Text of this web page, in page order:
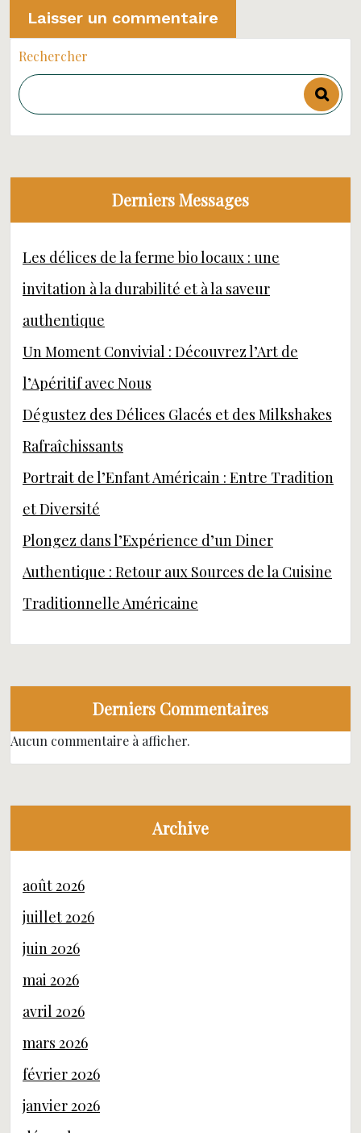
Rechercher
Derniers Messages
Les délices de la ferme bio locaux : une
invitation à la durabilité et à la saveur
authentique
Un Moment Convivial : Découvrez l’Art de
l’Apéritif avec Nous
Dégustez des Délices Glacés et des Milkshakes
Rafraîchissants
Portrait de l’Enfant Américain : Entre Tradition
et Diversité
Plongez dans l’Expérience d’un Diner
Authentique : Retour aux Sources de la Cuisine
Traditionnelle Américaine
Derniers Commentaires
Aucun commentaire à afficher.
Archive
août 2026
juillet 2026
juin 2026
mai 2026
avril 2026
mars 2026
février 2026
janvier 2026